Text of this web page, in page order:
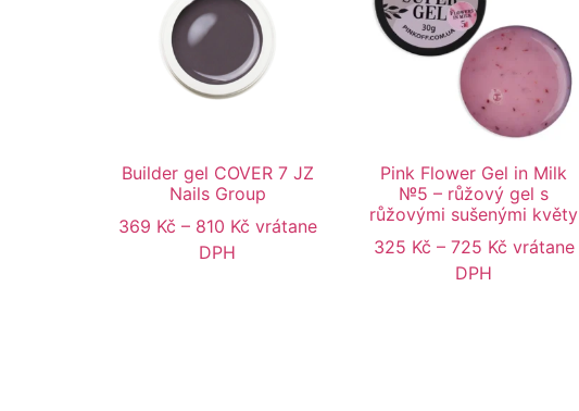
Builder gel COVER 7 JZ
Nails Group
369 Kč – 810 Kč vrátane
DPH
Pink Flower Gel in Milk
№5 – růžový gel s
růžovými sušenými květy
325 Kč – 725 Kč vrátane
DPH